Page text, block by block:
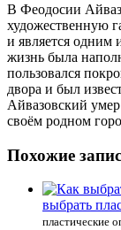
В Феодосии
художественную
и является одним
жизнь была
пользовался
двора и был
Айвазовский
своём родном
Похожие
выбрать
пластические